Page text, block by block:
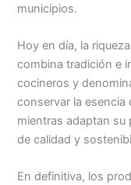
municipios.
Hoy en día, la
combina tradición e
cocineros y
conservar la esencia
mientras adaptan su
de calidad y
En definitiva, los